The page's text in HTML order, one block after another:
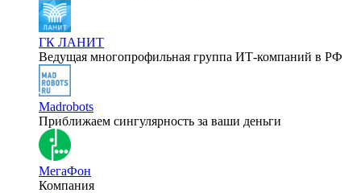
ГК ЛАНИТ
Ведущая многопрофильная группа ИТ-компаний в РФ
Madrobots
Приближаем сингулярность за ваши деньги
МегаФон
Компания